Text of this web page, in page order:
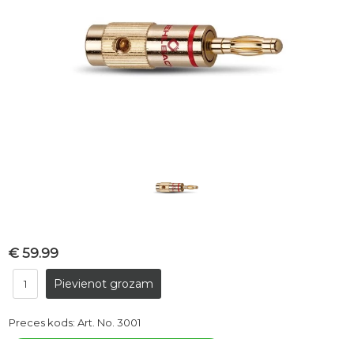
€ 59.99
Preces kods:Art. No. 3001